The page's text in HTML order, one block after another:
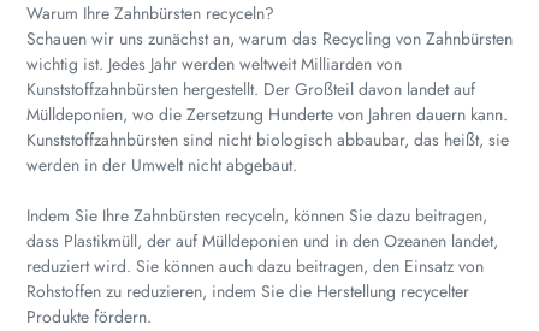
Warum Ihre Zahnbürsten recyceln?
Schauen wir uns zunächst an, warum das Recycling von Zahnbürsten
wichtig ist. Jedes Jahr werden weltweit Milliarden von
Kunststoffzahnbürsten hergestellt. Der Großteil davon landet auf
Mülldeponien, wo die Zersetzung Hunderte von Jahren dauern kann.
Kunststoffzahnbürsten sind nicht biologisch abbaubar, das heißt, sie
werden in der Umwelt nicht abgebaut.
Indem Sie Ihre Zahnbürsten recyceln, können Sie dazu beitragen,
dass Plastikmüll, der auf Mülldeponien und in den Ozeanen landet,
reduziert wird. Sie können auch dazu beitragen, den Einsatz von
Rohstoffen zu reduzieren, indem Sie die Herstellung recycelter
Produkte fördern.